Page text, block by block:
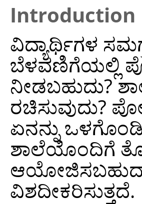
Introduction
ವಿದ್ಯಾರ್ಥಿಗಳ
ಬೆಳವಣಿಗೆಯಲ್ಲಿ
ನೀಡಬಹುದು?
ರಚಿಸುವುದು?
ಏನನ್ನು
ಶಾಲೆಯೊಂದಿಗೆ
ವಿಶದೀಕರಿಸುತ್ತದೆ.